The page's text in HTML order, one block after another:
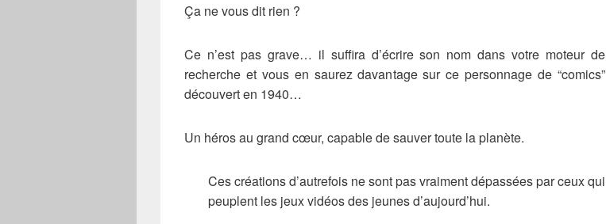
Ça ne vous dit rien ?
Ce n’est pas grave… il suffira d’écrire son nom dans votre moteur de
recherche et vous en saurez davantage sur ce personnage de “comics”
découvert en 1940…
Un héros au grand cœur, capable de sauver toute la planète.
Ces créations d’autrefois ne sont pas vraiment dépassées par ceux qui
peuplent les jeux vidéos des jeunes d’aujourd’hui.